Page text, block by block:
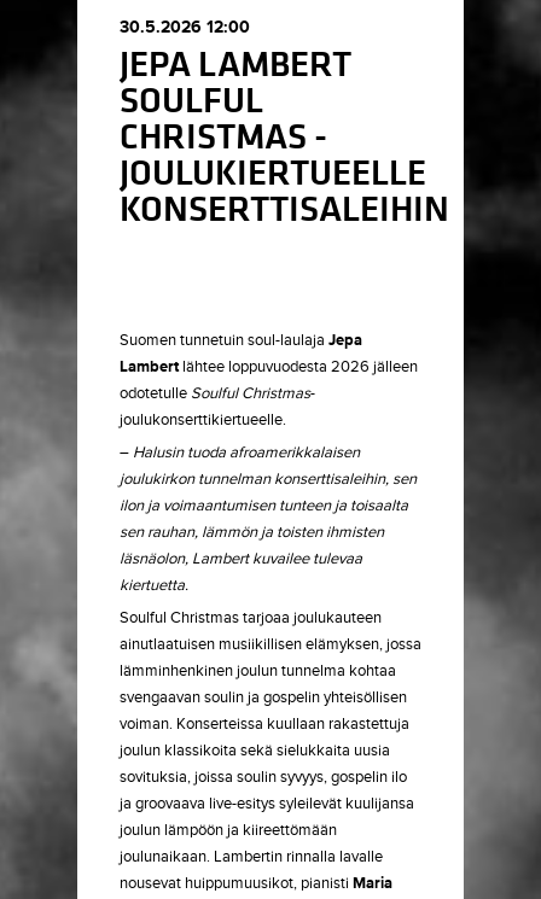
30.5.2026 12:00
JEPA LAMBERT
SOULFUL
CHRISTMAS -
JOULUKIERTUEELLE
KONSERTTISALEIHIN
Suomen tunnetuin soul-laulaja Jepa
Lambertlähtee loppuvuodesta 2026 jälleen
odotetulle Soulful Christmas-
joulukonserttikiertueelle.
– Halusin tuoda afroamerikkalaisen
joulukirkon tunnelman konserttisaleihin, sen
ilon ja voimaantumisen tunteen ja toisaalta
sen rauhan, lämmön ja toisten ihmisten
läsnäolon, Lambert kuvailee tulevaa
kiertuetta.
Soulful Christmas tarjoaa joulukauteen
ainutlaatuisen musiikillisen elämyksen, jossa
lämminhenkinen joulun tunnelma kohtaa
svengaavan soulin ja gospelin yhteisöllisen
voiman. Konserteissa kuullaan rakastettuja
joulun klassikoita sekä sielukkaita uusia
sovituksia, joissa soulin syvyys, gospelin ilo
ja groovaava live-esitys syleilevät kuulijansa
joulun lämpöön ja kiireettömään
joulunaikaan. Lambertin rinnalla lavalle
nousevat huippumuusikot, pianisti Maria